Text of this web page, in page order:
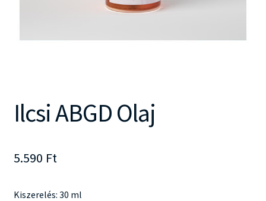
Ilcsi ABGD Olaj
5.590 Ft
Kiszerelés: 30 ml